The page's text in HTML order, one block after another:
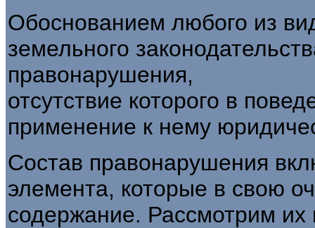
Обоснованием любого из
земель­ного
правонарушения,
отсутствие которого в
приме­нение к нему
Состав правонарушения
элемента, которые в свою
содержание. Рассмотрим их